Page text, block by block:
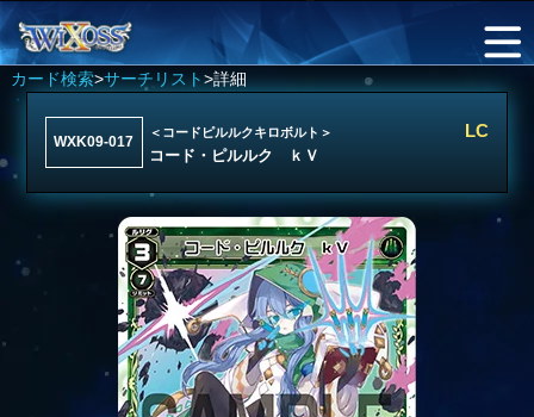
カード検索>サーチリスト>詳細
WXK09-017
＜コードピルルクキロボルト＞
コード・ピルルク ｋＶ
LC